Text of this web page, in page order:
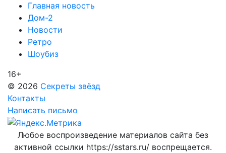
Главная новость
Дом-2
Новости
Ретро
Шоубиз
16+
© 2026 Секреты звёзд
Контакты
Написать письмо
Любое воспроизведение материалов сайта без
активной ссылки https://sstars.ru/ воспрещается.